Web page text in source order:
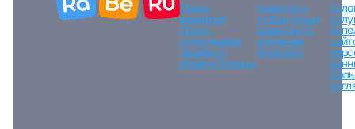
Поиск
вакансий
Поиск
сотрудников
Тарифы и
оплата Помощь
Новости и
статьи Наши
вакансииО
компании
Контакты